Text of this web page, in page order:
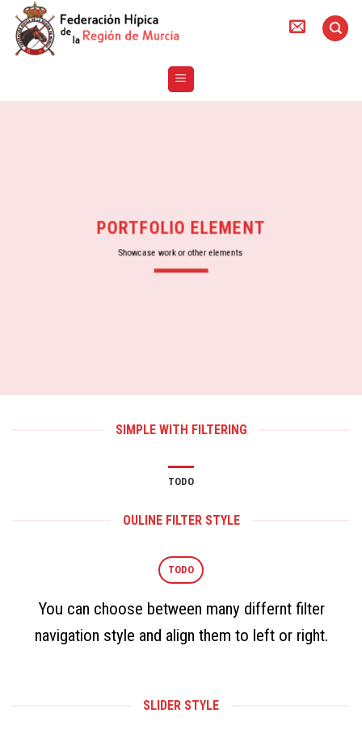
content
PORTFOLIO ELEMENT
Showcase work or other elements
SIMPLE WITH FILTERING
TODO
OULINE FILTER STYLE
TODO
You can choose between many differnt filter
navigation style and align them to left or right.
SLIDER STYLE